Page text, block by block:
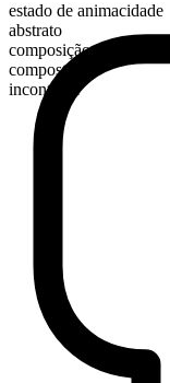
estado de animacidade
abstrato
composição morfológica
composto
incontável